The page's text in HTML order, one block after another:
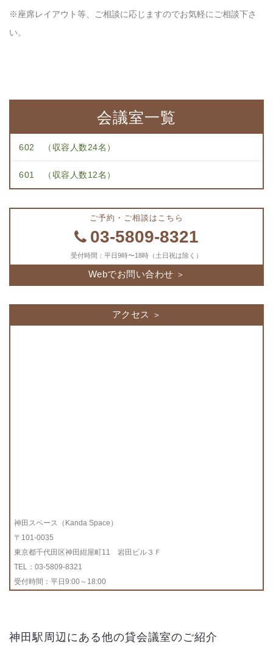
※座席レイアウト等、ご相談に応じますのでお気軽にご相談下さ
い。
会議室一覧
602 （収容人数24名）
601 （収容人数12名）
ご予約・ご相談はこちら
03-5809-8321
受付時間：平日9時〜18時（土日祝は除く）
Webでお問い合わせ
アクセス
神田スペース（Kanda Space）
〒101-0035
東京都千代田区神田紺屋町11 岩田ビル３Ｆ
TEL：03-5809-8321
受付時間：平日9:00～18:00
神田駅周辺にある他の貸会議室のご紹介